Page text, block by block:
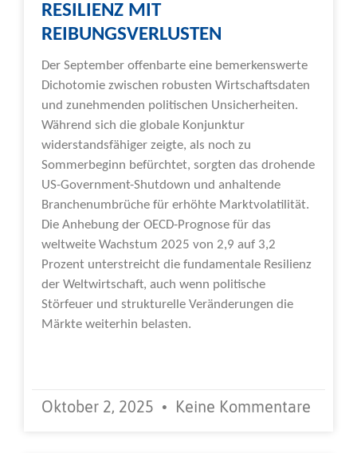
RESILIENZ MIT
REIBUNGSVERLUSTEN
Der September offenbarte eine bemerkenswerte
Dichotomie zwischen robusten Wirtschaftsdaten
und zunehmenden politischen Unsicherheiten.
Während sich die globale Konjunktur
widerstandsfähiger zeigte, als noch zu
Sommerbeginn befürchtet, sorgten das drohende
US-Government-Shutdown und anhaltende
Branchenumbrüche für erhöhte Marktvolatilität.
Die Anhebung der OECD-Prognose für das
weltweite Wachstum 2025 von 2,9 auf 3,2
Prozent unterstreicht die fundamentale Resilienz
der Weltwirtschaft, auch wenn politische
Störfeuer und strukturelle Veränderungen die
Märkte weiterhin belasten.
Oktober 2, 2025 Keine Kommentare